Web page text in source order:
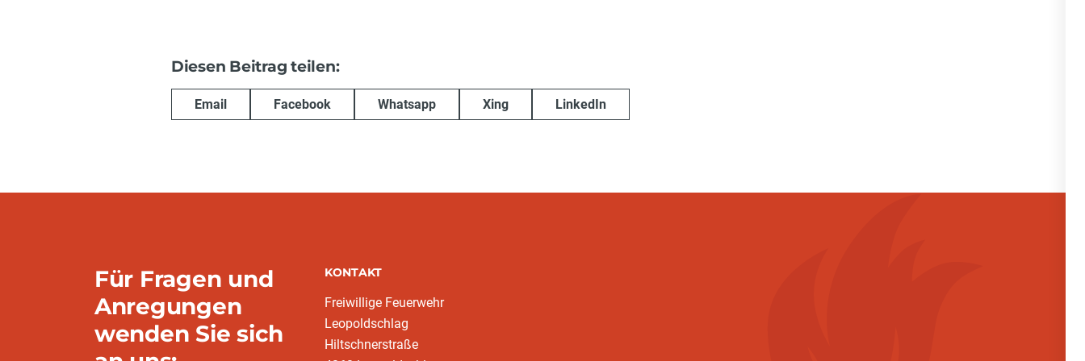
Diesen Beitrag teilen:
Email Facebook Whatsapp Xing LinkedIn
Für Fragen und
Anregungen
wenden Sie sich
KONTAKT
Freiwillige Feuerwehr
Leopoldschlag
Hiltschnerstraße